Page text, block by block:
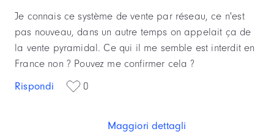
Je connais ce système de vente par réseau, ce n'est
pas nouveau, dans un autre temps on appelait ça de
la vente pyramidal. Ce qui il me semble est interdit en
France non ? Pouvez me confirmer cela ?
Rispondi
0
Maggiori dettagli